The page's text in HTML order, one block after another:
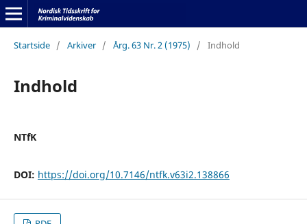
Startside / Arkiver / Årg. 63 Nr. 2 (1975) / Indhold
Indhold
NTfK
DOI: https://doi.org/10.7146/ntfk.v63i2.138866